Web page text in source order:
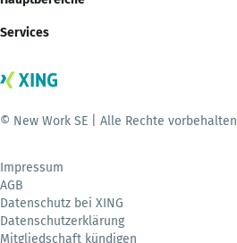
Services
© New Work SE | Alle Rechte vorbehalten
Impressum
AGB
Datenschutz bei XING
Datenschutzerklärung
Mitgliedschaft kündigen